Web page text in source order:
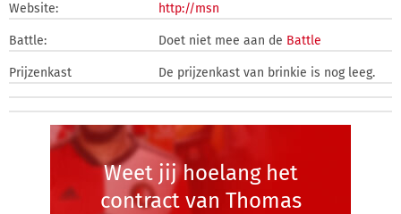
Website: http://msn
Battle: Doet niet mee aan de Battle
Prijzenkast De prijzenkast van brinkie is nog leeg.
Weet jij hoelang het
contract van Thomas